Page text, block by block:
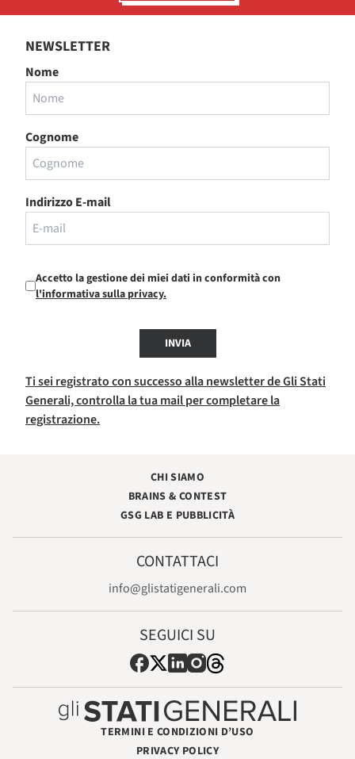
NEWSLETTER
Nome
Cognome
Indirizzo E-mail
Accetto la gestione dei miei dati in conformità con
l'informativa sulla privacy.
INVIA
Ti sei registrato con successo alla newsletter de Gli Stati
Generali, controlla la tua mail per completare la
registrazione.
CHI SIAMO
BRAINS & CONTEST
GSG LAB E PUBBLICITÀ
CONTATTACI
info@glistatigenerali.com
SEGUICI SU
TERMINI E CONDIZIONI D’USO
PRIVACY POLICY